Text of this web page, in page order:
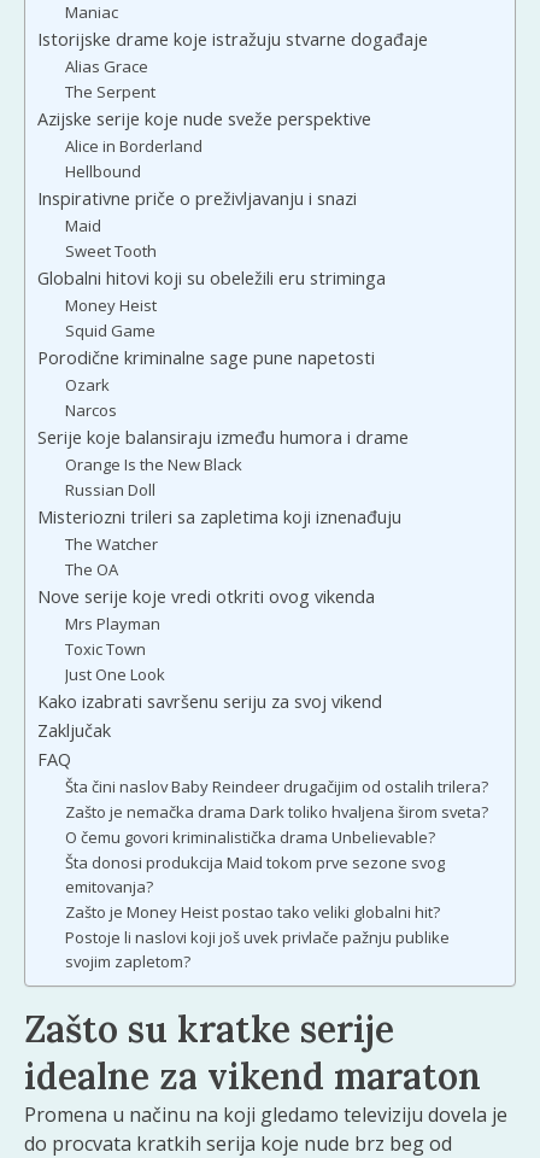
Maniac
Istorijske drame koje istražuju stvarne događaje
Alias Grace
The Serpent
Azijske serije koje nude sveže perspektive
Alice in Borderland
Hellbound
Inspirativne priče o preživljavanju i snazi
Maid
Sweet Tooth
Globalni hitovi koji su obeležili eru striminga
Money Heist
Squid Game
Porodične kriminalne sage pune napetosti
Ozark
Narcos
Serije koje balansiraju između humora i drame
Orange Is the New Black
Russian Doll
Misteriozni trileri sa zapletima koji iznenađuju
The Watcher
The OA
Nove serije koje vredi otkriti ovog vikenda
Mrs Playman
Toxic Town
Just One Look
Kako izabrati savršenu seriju za svoj vikend
Zaključak
FAQ
Šta čini naslov Baby Reindeer drugačijim od ostalih trilera?
Zašto je nemačka drama Dark toliko hvaljena širom sveta?
O čemu govori kriminalistička drama Unbelievable?
Šta donosi produkcija Maid tokom prve sezone svog
emitovanja?
Zašto je Money Heist postao tako veliki globalni hit?
Postoje li naslovi koji još uvek privlače pažnju publike
svojim zapletom?
Zašto su kratke serije
idealne za vikend maraton
Promena u načinu na koji gledamo televiziju dovela je
do procvata kratkih serija koje nude brz beg od